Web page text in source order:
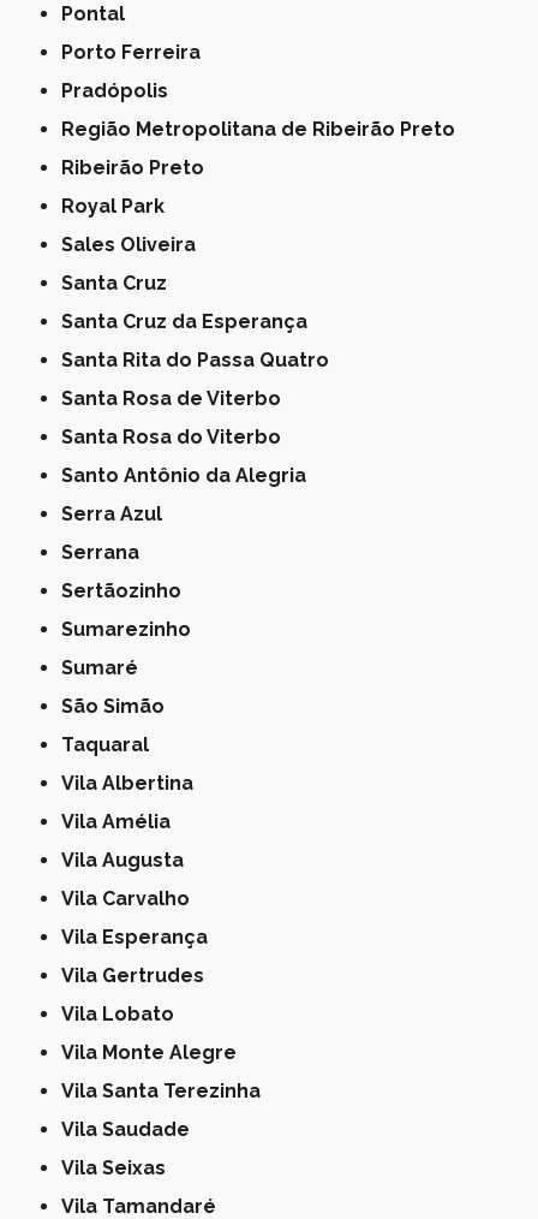
Pontal
Porto Ferreira
Pradópolis
Região Metropolitana de Ribeirão Preto
Ribeirão Preto
Royal Park
Sales Oliveira
Santa Cruz
Santa Cruz da Esperança
Santa Rita do Passa Quatro
Santa Rosa de Viterbo
Santa Rosa do Viterbo
Santo Antônio da Alegria
Serra Azul
Serrana
Sertãozinho
Sumarezinho
Sumaré
São Simão
Taquaral
Vila Albertina
Vila Amélia
Vila Augusta
Vila Carvalho
Vila Esperança
Vila Gertrudes
Vila Lobato
Vila Monte Alegre
Vila Santa Terezinha
Vila Saudade
Vila Seixas
Vila Tamandaré